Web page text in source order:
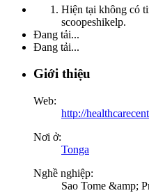
Hiện tại không có
scoopeshikelp.
Đang tải...
Đang tải...
Giới thiệu
Web:
http://
Nơi ở:
Tonga
Nghề nghiệp:
Sao Tome &amp;